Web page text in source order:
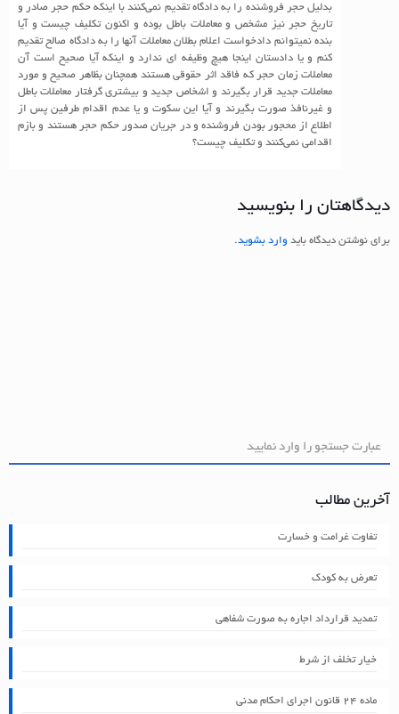
بدلیل حجر فروشنده را به دادگاه تقدیم نمی‌کنند با اینکه حکم حجر صادر و
تاریخ حجر نیز مشخص و معاملات باطل بوده و اکنون تکلیف چیست و آیا
بنده نمیتوانم دادخواست اعلام بطلان معاملات آنها را به دادگاه صالح تقدیم
کنم و یا دادستان اینجا هیچ وظیفه ای ندارد و اینکه آیا صحیح است آن
معاملات زمان حجر که فاقد اثر حقوقی هستند همچنان بظاهر صحیح و مورد
معاملات جدید قرار بگیرند و اشخاص جدید و بیشتری گرفتار معاملات باطل
و غیرنافذ صورت بگیرند و آیا این سکوت و یا عدم اقدام طرفین پس از
اطلاع از محجور بودن فروشنده و در جریان صدور حکم حجر هستند و بازم
اقدامی نمی‌کنند و تکلیف چیست؟
دیدگاهتان را بنویسید
برای نوشتن دیدگاه باید وارد بشوید.
آخرین مطالب
تفاوت غرامت و خسارت
تعرض به کودک
تمدید قرارداد اجاره به صورت شفاهی
خیار تخلف از شرط
ماده ۲۴ قانون اجرای احکام مدنی